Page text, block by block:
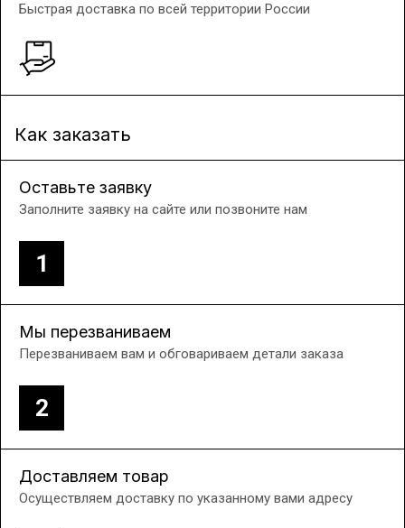
Быстрая доставка по всей территории России
Как заказать
1
Оставьте заявку
Заполните заявку на сайте или позвоните нам
2
Мы перезваниваем
Перезваниваем вам и обговариваем детали заказа
Доставляем товар
Осуществляем доставку по указанному вами адресу